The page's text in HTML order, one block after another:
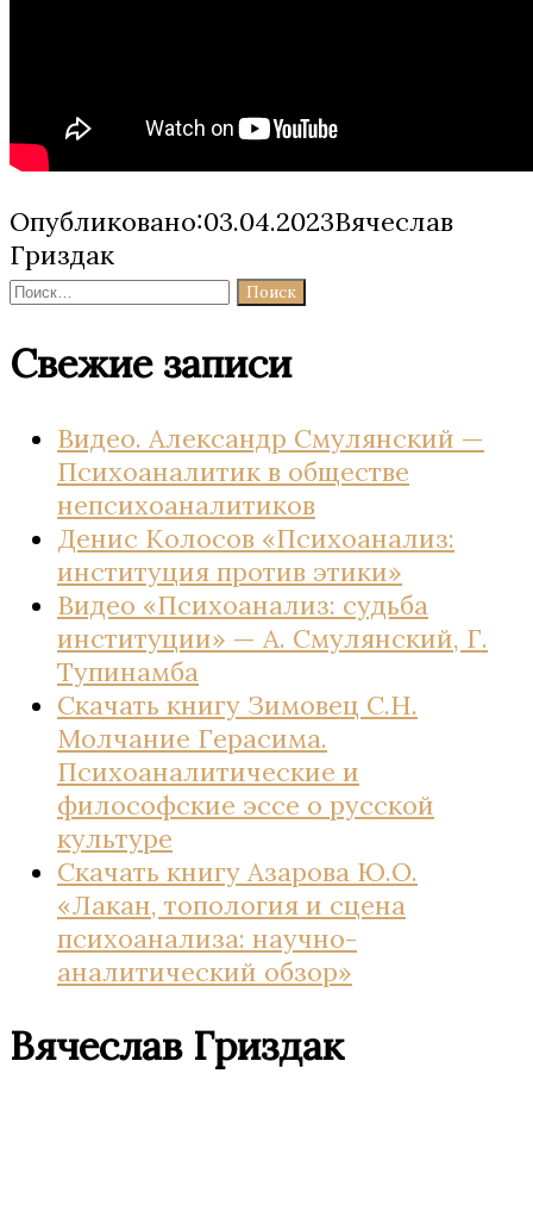
Опубликовано:03.04.2023Вячеслав
Гриздак
Найти:
Свежие записи
Видео. Александр Смулянский —
Психоаналитик в обществе
непсихоаналитиков
Денис Колосов «Психоанализ:
институция против этики»
Видео «Психоанализ: судьба
институции» — А. Смулянский, Г.
Тупинамба
Скачать книгу Зимовец С.Н.
Молчание Герасима.
Психоаналитические и
философские эссе о русской
культуре
Скачать книгу Азарова Ю.О.
«Лакан, топология и сцена
психоанализа: научно-
аналитический обзор»
Вячеслав Гриздак